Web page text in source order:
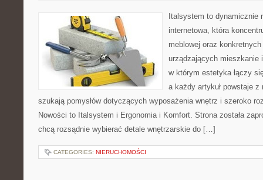
Italsystem to dynamicznie
internetowa, która
meblowej oraz
urządzających mieszkanie
w którym estetyka łączy
a każdy artykuł powstaje
szukają pomysłów dotyczących wyposażenia wnętrz i szeroko
Nowości to Italsystem i Ergonomia i Komfort. Strona została
chcą rozsądnie wybierać detale wnętrzarskie do […]
CATEGORIES: NIERUCHOMOŚCI